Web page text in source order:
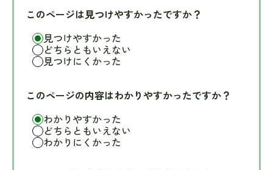
このページは見つけやすかったですか？
見つけやすかった
どちらともいえない
見つけにくかった
このページの内容はわかりやすかったですか？
わかりやすかった
どちらともいえない
わかりにくかった